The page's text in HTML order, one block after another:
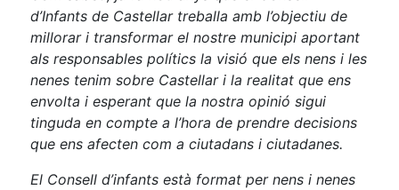
d’Infants de Castellar treballa amb l’objectiu de
millorar i transformar el nostre municipi aportant
als responsables polítics la visió que els nens i les
nenes tenim sobre Castellar i la realitat que ens
envolta i esperant que la nostra opinió sigui
tinguda en compte a l’hora de prendre decisions
que ens afecten com a ciutadans i ciutadanes.
El Consell d’infants està format per nens i nenes